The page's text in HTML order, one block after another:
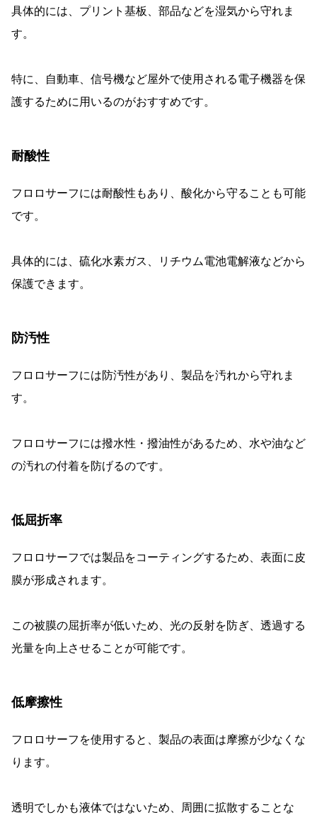
具体的には、プリント基板、部品などを湿気から守れま
す。
特に、自動車、信号機など屋外で使用される電子機器を保
護するために用いるのがおすすめです。
耐酸性
フロロサーフには耐酸性もあり、酸化から守ることも可能
です。
具体的には、硫化水素ガス、リチウム電池電解液などから
保護できます。
防汚性
フロロサーフには防汚性があり、製品を汚れから守れま
す。
フロロサーフには撥水性・撥油性があるため、水や油など
の汚れの付着を防げるのです。
低屈折率
フロロサーフでは製品をコーティングするため、表面に皮
膜が形成されます。
この被膜の屈折率が低いため、光の反射を防ぎ、透過する
光量を向上させることが可能です。
低摩擦性
フロロサーフを使用すると、製品の表面は摩擦が少なくな
ります。
透明でしかも液体ではないため、周囲に拡散することな